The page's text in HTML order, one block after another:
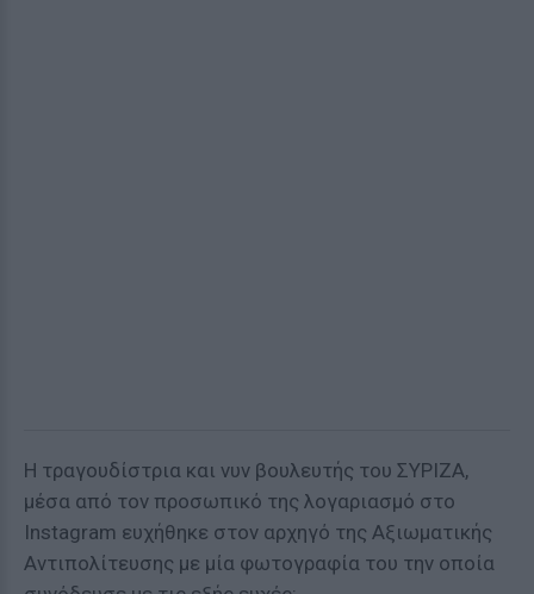
Η τραγουδίστρια και νυν βουλευτής του ΣΥΡΙΖΑ,
μέσα από τον προσωπικό της λογαριασμό στο
Instagram ευχήθηκε στον αρχηγό της Αξιωματικής
Αντιπολίτευσης με μία φωτογραφία του την οποία